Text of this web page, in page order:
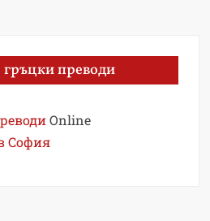
преводи
Online
София